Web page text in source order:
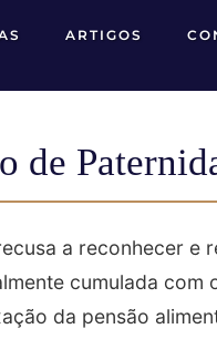
ARTIGOS
de
a reconhecer e
cumulada com
da pensão